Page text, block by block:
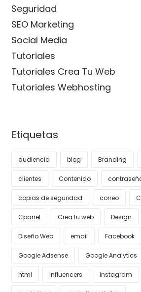
Seguridad
SEO Marketing
Social Media
Tutoriales
Tutoriales Crea Tu Web
Tutoriales Webhosting
Etiquetas
audiencia blog Branding
clientes Contenido
copias de seguridad correo
Cpanel Crea tu web Design
Diseño Web email Facebook
Google Adsense Google Analytics
html Influencers Instagram